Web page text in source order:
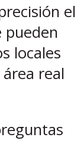
el
pueden
locales
real